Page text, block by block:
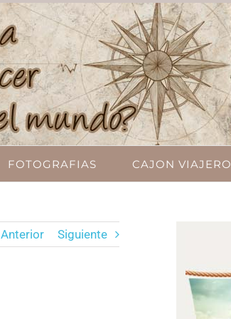
FOTOGRAFIAS CAJON VIAJERO
Anterior Siguiente